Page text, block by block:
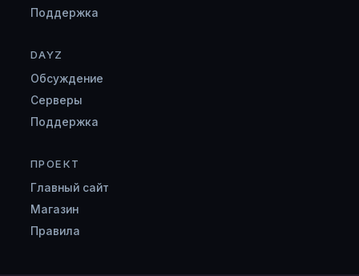
Поддержка
DAYZ
Обсуждение
Серверы
Поддержка
ПРОЕКТ
Главный сайт
Магазин
Правила